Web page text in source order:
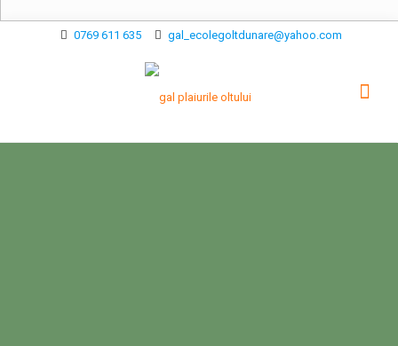
0769 611 635 gal_ecolegoltdunare@yahoo.com